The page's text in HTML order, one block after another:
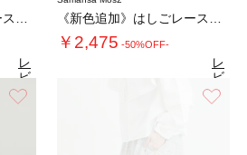
レ
ビ
ュ
ー
￥2,475 -50%OFF-
レ
ビ
ュ
ー